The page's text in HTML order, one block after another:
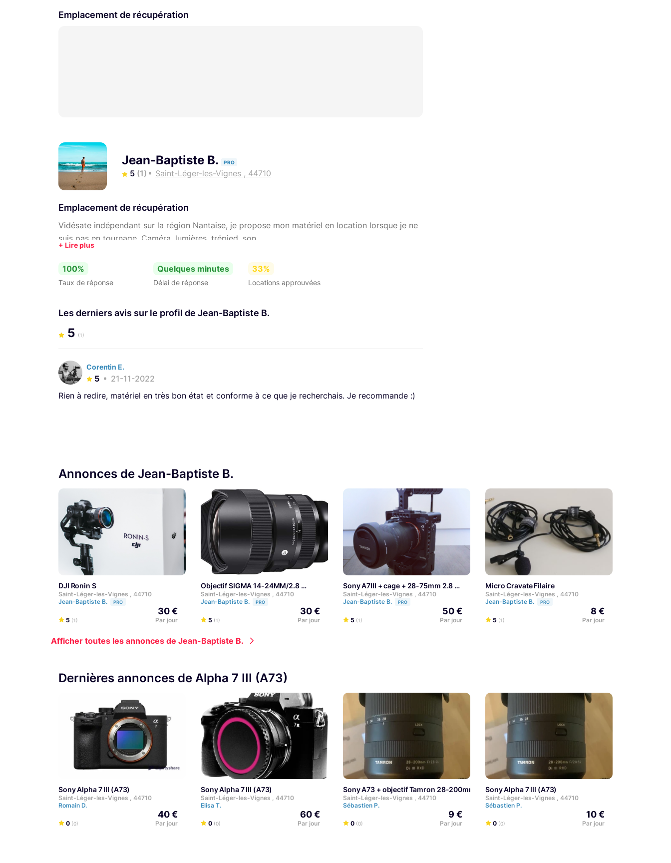
Emplacement de récupération
Jean-Baptiste B. PRO
5 (1) Saint-Léger-les-Vignes , 44710
Emplacement de récupération
Vidésate indépendant sur la région Nantaise, je propose mon matériel en location lorsque je ne
suis pas en tournage. Caméra, lumières, trépied, son, ...
100%
Taux de réponse
Quelques minutes
Délai de réponse
33%
Locations approuvées
Les derniers avis sur le profil de Jean-Baptiste B.
5 (1)
Corentin E.
5
21-11-2022
Rien à redire, matériel en très bon état et conforme à ce que je recherchais. Je recommande :)
Annonces de Jean-Baptiste B.
DJI Ronin S
Saint-Léger-les-Vignes , 44710
Jean-Baptiste B.
PRO
5 (1)
30 €
Par jour
Objectif SIGMA 14-24MM/2.8
Saint-Léger-les-Vignes , 44710
Jean-Baptiste B.
PRO
5 (1)
30 €
Par jour
Sony A7III + cage + 28-75mm 2.8
Saint-Léger-les-Vignes , 44710
Jean-Baptiste B.
PRO
5 (1)
50 €
Par jour
Micro Cravate Filaire
Saint-Léger-les-Vignes , 44710
Jean-Baptiste B.
PRO
5 (1)
8 €
Par jour
Afficher toutes les annonces de Jean-Baptiste B.
Dernières annonces de Alpha 7 III (A73)
Sony Alpha 7 III (A73)
Saint-Léger-les-Vignes , 44710
Romain D.
0 (0)
40 €
Par jour
Sony Alpha 7 III (A73)
Saint-Léger-les-Vignes , 44710
Elisa T.
0 (0)
60 €
Par jour
Sony A73 + objectif Tamron 28-200mm F/2.8-5.6
Saint-Léger-les-Vignes , 44710
Sébastien P.
0 (0)
9 €
Par jour
Sony Alpha 7 III (A73)
Saint-Léger-les-Vignes , 44710
Sébastien P.
0 (0)
10 €
Par jour